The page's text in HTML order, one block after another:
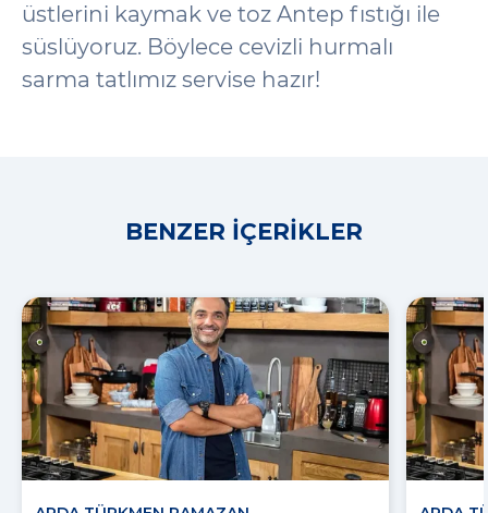
üstlerini kaymak ve toz Antep fıstığı ile
süslüyoruz. Böylece cevizli hurmalı
sarma tatlımız servise hazır!
BENZER İÇERIKLER